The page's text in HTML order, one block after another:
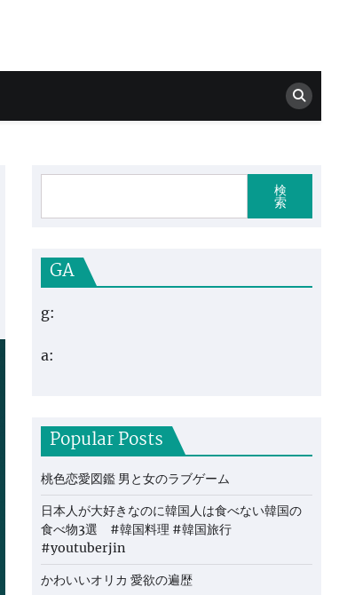
検
索
GA
g:
a:
Popular Posts
桃色恋愛図鑑 男と女のラブゲーム
日本人が大好きなのに韓国人は食べない韓国の
食べ物3選 #韓国料理 #韓国旅行
#youtuberjin
かわいいオリカ 愛欲の遍歴